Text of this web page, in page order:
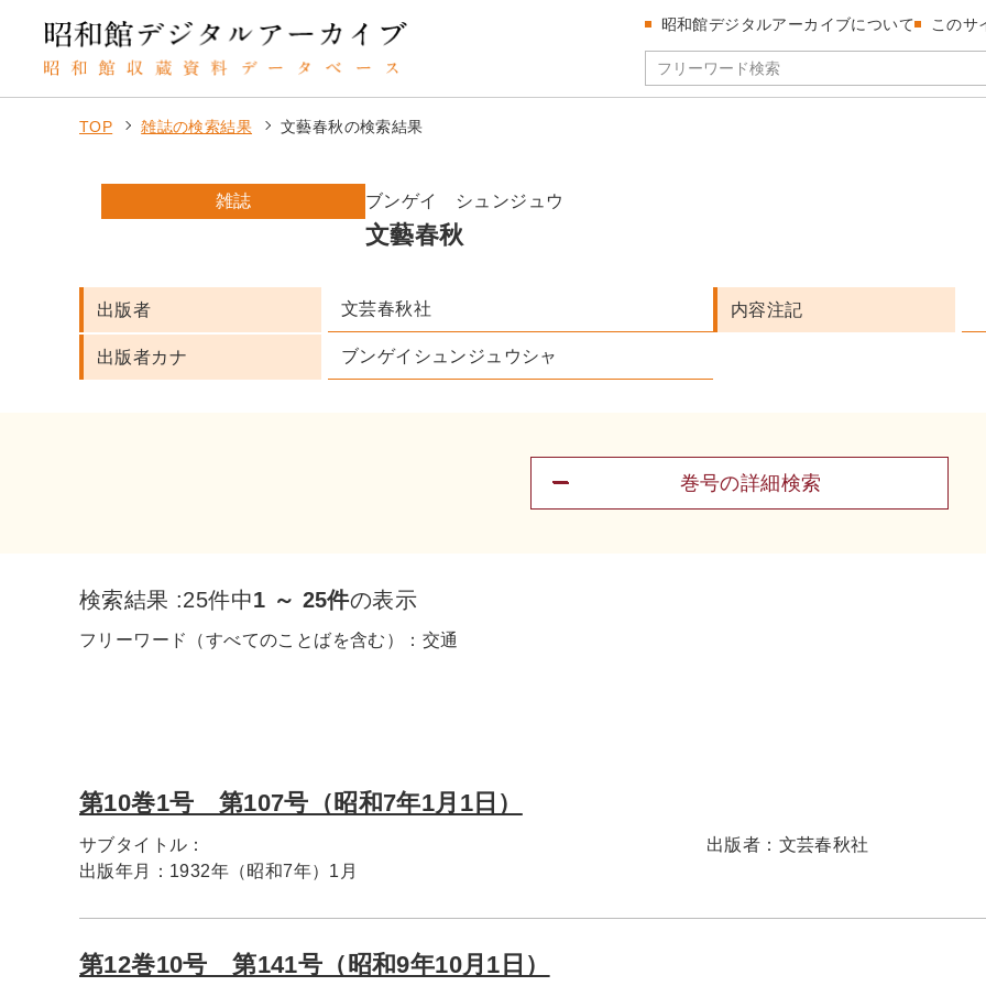
昭和館デジタルアーカイブについて このサ
TOP 雑誌の検索結果 文藝春秋の検索結果
雑誌 ブンゲイ シュンジュウ
文藝春秋
出版者 文芸春秋社 内容注記
出版者カナ ブンゲイシュンジュウシャ
巻号の詳細検索
検索結果 :25件中1 ～ 25件の表示
フリーワード（すべてのことばを含む）： 交通
第10巻1号 第107号（昭和7年1月1日）
サブタイトル： 出版者： 文芸春秋社
出版年月： 1932年（昭和7年）1月
第12巻10号 第141号（昭和9年10月1日）